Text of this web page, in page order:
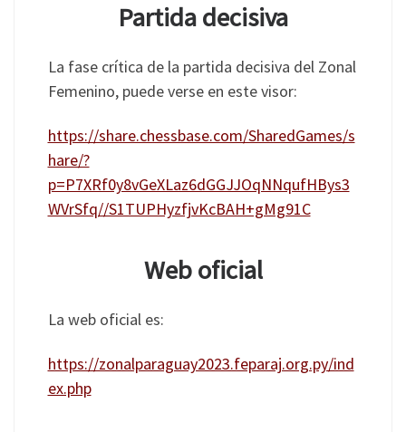
Partida decisiva
La fase crítica de la partida decisiva del Zonal
Femenino, puede verse en este visor:
https://share.chessbase.com/SharedGames/s
hare/?
p=P7XRf0y8vGeXLaz6dGGJJOqNNqufHBys3
WVrSfq//S1TUPHyzfjvKcBAH+gMg91C
Web oficial
La web oficial es:
https://zonalparaguay2023.feparaj.org.py/ind
ex.php